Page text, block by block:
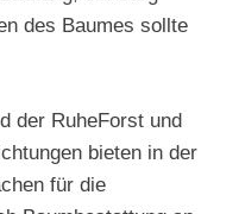
des Baumes sollte
der RuheForst und
bieten in der
für die